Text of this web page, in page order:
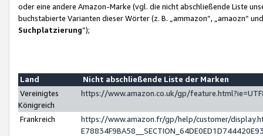
oder eine andere Amazon-Marke (vgl. die nicht abschließende Liste
buchstabierte Varianten dieser Wörter (z. B. „ammazon“, „amaozn“
Suchplatzierung”);
Land
Nicht abschließende Liste der Marken
Vereinigtes
Königreich
https://www.amazon.co.uk/gp/
Frankreich
https://www.amazon.fr/gp/help/customer/